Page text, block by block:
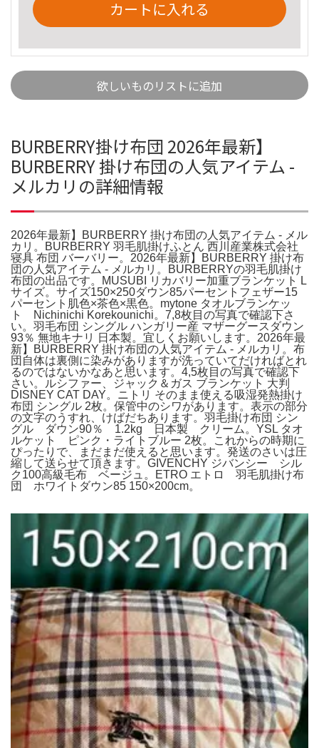
カートに入れる
欲しいものリストに追加
BURBERRY掛け布団 2026年最新】
BURBERRY 掛け布団の人気アイテム -
メルカリの詳細情報
2026年最新】BURBERRY 掛け布団の人気アイテム - メル
カリ。BURBERRY 羽毛肌掛けふとん 西川産業株式会社
寝具 布団 バーバリー。2026年最新】BURBERRY 掛け布
団の人気アイテム - メルカリ。BURBERRYの羽毛肌掛け
布団の出品です。MUSUBI リカバリー加重ブランケット L
サイズ。サイズ150×250ダウン85パーセントフェザー15
パーセント肌色×茶色×黒色。mytone タオルブランケッ
ト Nichinichi Korekounichi。7,8枚目の写真で確認下さ
い。羽毛布団 シングル ハンガリー産 マザーグースダウン
93％ 無地キナリ 日本製。宜しくお願いします。2026年最
新】BURBERRY 掛け布団の人気アイテム - メルカリ。布
団自体は裏側に染みがありますが洗っていてだければとれ
るのではないかなあと思います。4,5枚目の写真で確認下
さい。ルシファー、ジャック＆ガス ブランケット 大判
DISNEY CAT DAY。ニトリ そのまま使える吸湿発熱掛け
布団 シングル 2枚。保管中のシワがあります。表示の部分
の文字のうすれ、けばだちあります。羽毛掛け布団 シン
グル ダウン90％ 1.2kg 日本製 クリーム。YSL タオ
ルケット ピンク・ライトブルー 2枚。これからの時期に
ぴったりで、まだまだ使えると思います。発送のさいは圧
縮して送らせて頂きます。GIVENCHY ジバンシー シル
ク100高級毛布 ベージュ。ETRO エトロ 羽毛肌掛け布
団 ホワイトダウン85 150×200cm。